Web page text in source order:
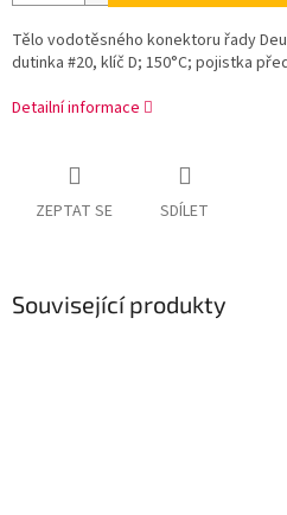
Tělo vodotěsného konektoru řady
dutinka #20, klíč D; 150°C; pojistka
Detailní informace
ZEPTAT SE SDÍLET
Související produkty